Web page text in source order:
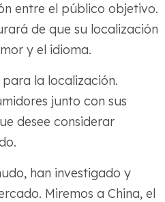
entre el público objetivo.
de que su localización
y el idioma.
la localización.
junto con sus
desee considerar
han investigado y
Miremos a China, el